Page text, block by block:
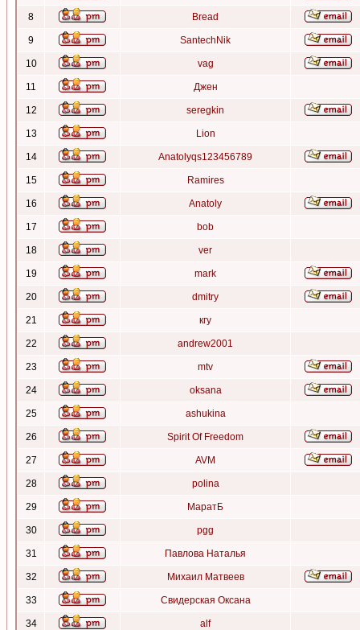
8 Bread
9 SantechNik
10 vag
11 Джен
12 seregkin
13 Lion
14 Anatolyqs123456789
15 Ramires
16 Anatoly
17 bob
18 ver
19 mark
20 dmitry
21 кгу
22 andrew2001
23 mtv
24 oksana
25 ashukina
26 Spirit Of Freedom
27 AVM
28 polina
29 МаратБ
30 pgg
31 Павлова Наталья
32 Михаил Матвеев
33 Свидерская Оксана
34 alf